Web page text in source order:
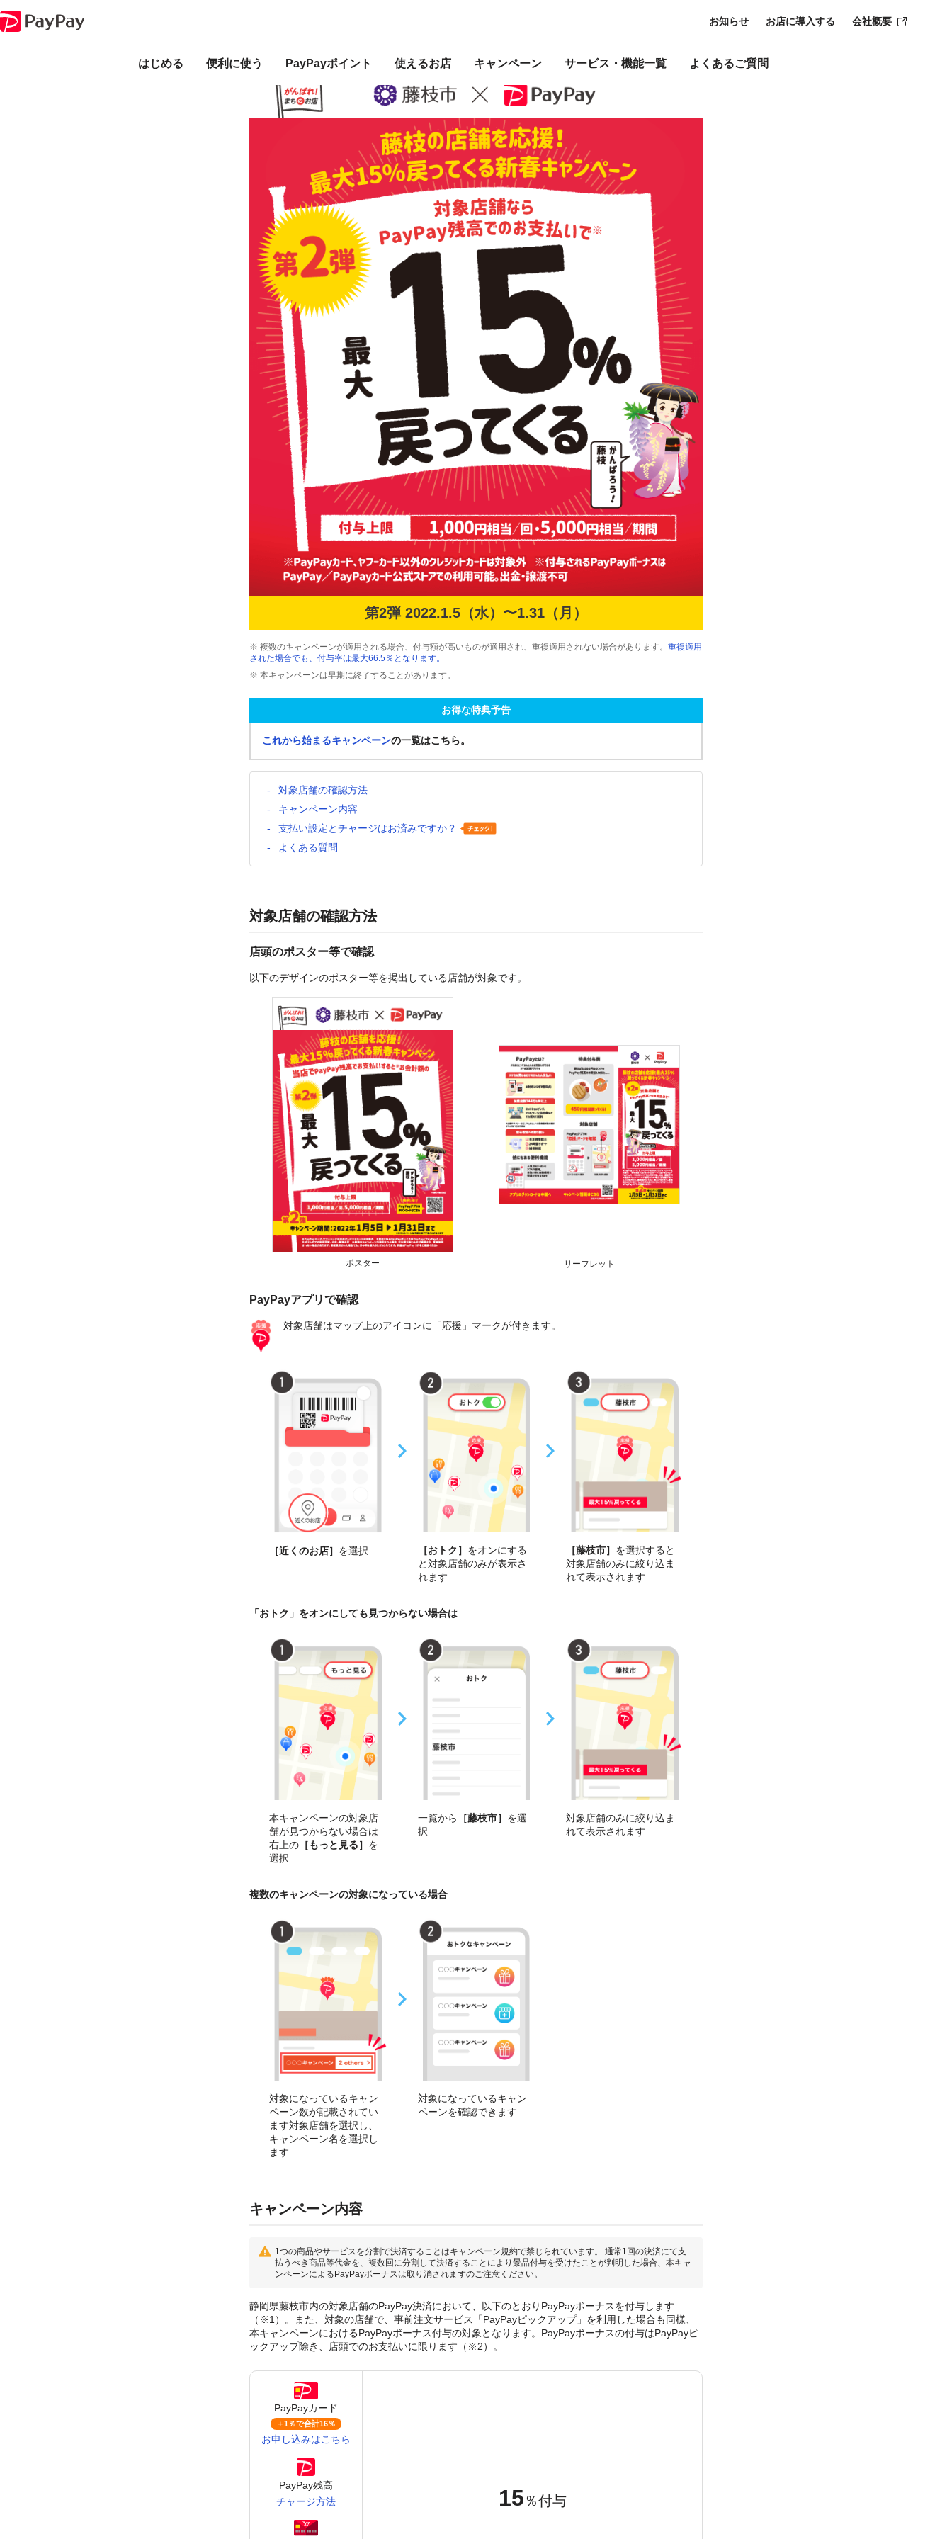
はじめる 便利に使う PayPayポイント 使えるお店 キャンペーン サービス・機能一覧 よくあるご質問
お知らせ お店に導入する 会社概要
ります。
第2弾 2022.1.5（水）〜1.31（月）
※ 複数のキャンペーンが適用される場合、付与額が高いものが適用され、重複適用されない場合があります。 重複適用
された場合でも、付与率は最大66.5％となります。
※ 本キャンペーンは早期に終了することがあります。
お得な特典予告
これから始まるキャンペーンの一覧はこちら。
対象店舗の確認方法
キャンペーン内容
支払い設定とチャージはお済みですか？
よくある質問
対象店舗の確認方法
店頭のポスター等で確認
以下のデザインのポスター等を掲出している店舗が対象です。
ポスター リーフレット
PayPayアプリで確認
対象店舗はマップ上のアイコンに「応援」マークが付きます。
［近くのお店］ を選択 ［おトク］ をオンにする
と対象店舗のみが表示さ
れます
［藤枝市］ を選択すると
対象店舗のみに絞り込ま
れて表示されます
「おトク」をオンにしても見つからない場合は
本キャンペーンの対象店
舗が見つからない場合は
右上の ［もっと見る］ を
選択
一覧から ［藤枝市］ を選
択
対象店舗のみに絞り込ま
れて表示されます
複数のキャンペーンの対象になっている場合
対象になっているキャン
ペーン数が記載されてい
ます対象店舗を選択し、
キャンペーン名を選択し
ます
対象になっているキャン
ペーンを確認できます
キャンペーン内容
1つの商品やサービスを分割で決済することはキャンペーン規約で禁じられています。 通常1回の決済にて支
払うべき商品等代金を、複数回に分割して決済することにより景品付与を受けたことが判明した場合、本キャ
ンペーンによるPayPayボーナスは取り消されますのご注意ください。
静岡県藤枝市内の対象店舗のPayPay決済において、以下のとおりPayPayボーナスを付与します
（※1）。また、対象の店舗で、事前注文サービス「PayPayピックアップ」を利用した場合も同様、
本キャンペーンにおけるPayPayボーナス付与の対象となります。PayPayボーナスの付与はPayPayピ
ックアップ除き、店頭でのお支払いに限ります（※2）。
PayPayカード
＋1％で合計16％
お申し込みはこちら
PayPay残高
チャージ方法
15 ％付与